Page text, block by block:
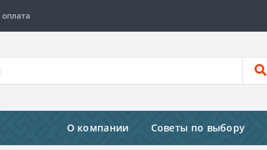
О компании Советы по выбору